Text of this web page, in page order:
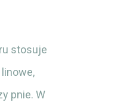
stosuje
pnie. W